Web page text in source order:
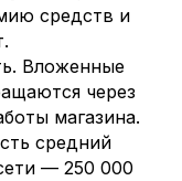
средств и
Вложенные
через
магазина.
средний
— 250 000